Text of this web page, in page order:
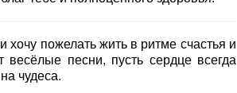
пожелать жить в ритме счастья и
весёлые песни, пусть сердце всегда
чудеса.